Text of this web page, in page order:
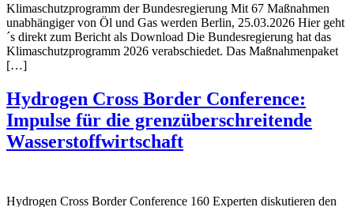
Klimaschutzprogramm der Bundesregierung Mit 67 Maßnahmen
unabhängiger von Öl und Gas werden Berlin, 25.03.2026 Hier geht
´s direkt zum Bericht als Download Die Bundesregierung hat das
Klimaschutzprogramm 2026 verabschiedet. Das Maßnahmenpaket
[…]
Hydrogen Cross Border Conference:
Impulse für die grenzüberschreitende
Wasserstoffwirtschaft
Hydrogen Cross Border Conference 160 Experten diskutieren den